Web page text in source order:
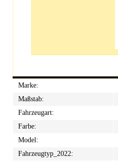
Marke:
Maßstab:
Fahrzeugart:
Farbe:
Model:
Fahrzeugtyp_2022: